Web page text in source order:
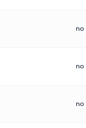
no
no
no